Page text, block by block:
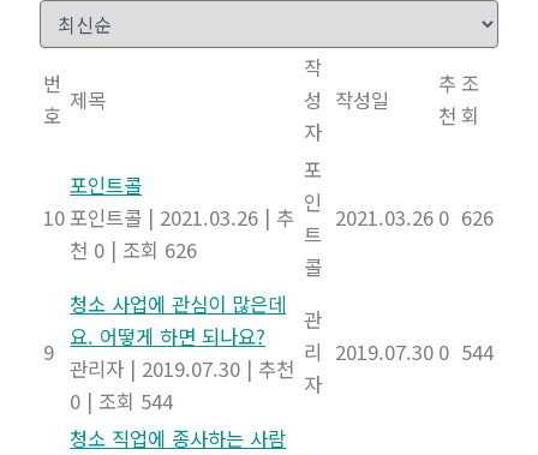
번
호
제목
작
성
자
작성일
추
천
조
회
10
포인트콜
포인트콜 | 2021.03.26 | 추
천 0 | 조회 626
포
인
트
콜
2021.03.26 0 626
9
청소 사업에 관심이 많은데
요. 어떻게 하면 되나요?
관리자 | 2019.07.30 | 추천
0 | 조회 544
관
리
자
2019.07.30 0 544
청소 직업에 종사하는 사람